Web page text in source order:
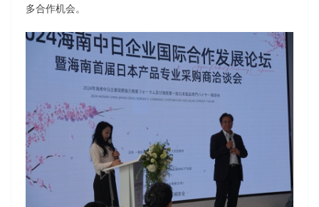
多合作机会。